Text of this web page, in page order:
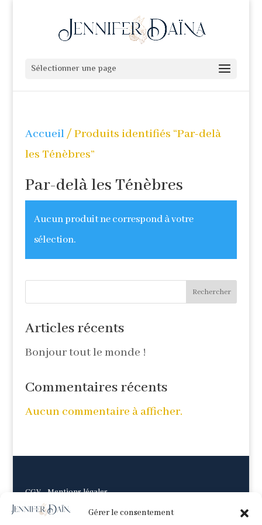
Gérer le consentement
Sélectionner une page
Accueil/ Produits identifiés “Par-delà
les Ténèbres”
Par-delà les Ténèbres
Aucun produit ne correspond à votre
sélection.
Rechercher
Articles récents
Bonjour tout le monde !
Commentaires récents
Aucun commentaire à afficher.
CGV-Mentions légales